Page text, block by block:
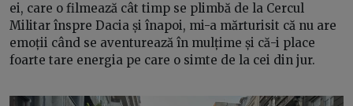
ei, care o filmează cât timp se plimbă de la Cercul
Militar înspre Dacia și înapoi, mi-a mărturisit că nu are
emoții când se aventurează în mulțime și că-i place
foarte tare energia pe care o simte de la cei din jur.